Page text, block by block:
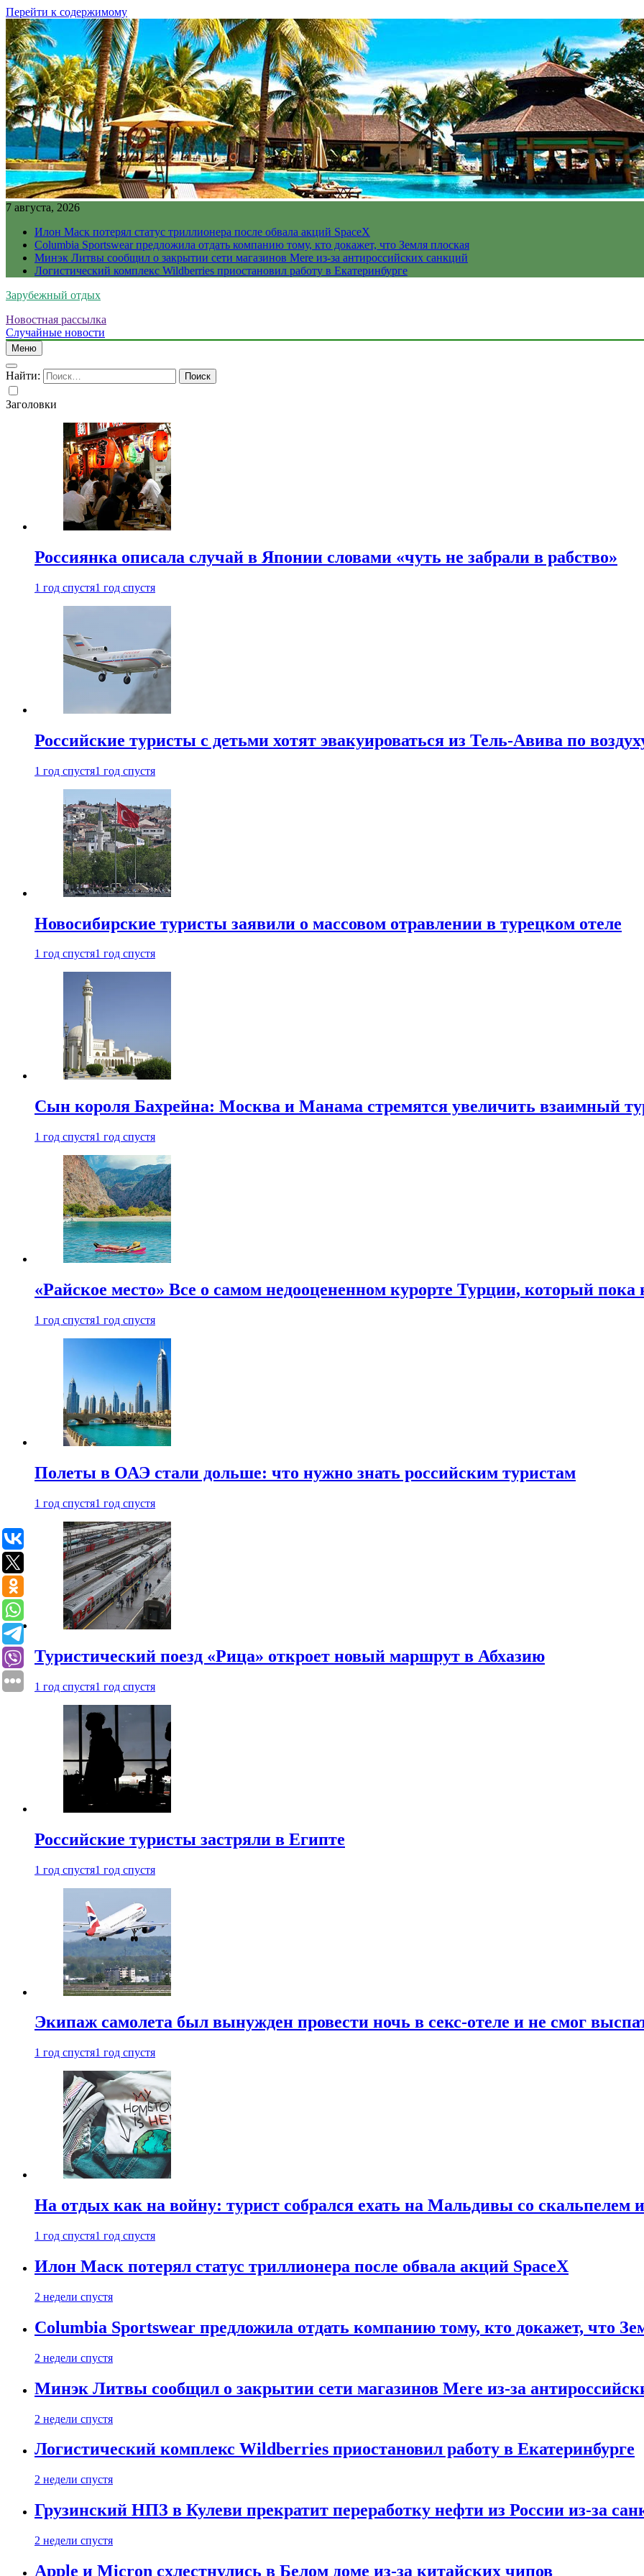
Перейти к содержимому
7 августа, 2026
Илон Маск потерял статус триллионера после обвала акций SpaceX
Columbia Sportswear предложила отдать компанию тому, кто докажет, что Земля плоская
Минэк Литвы сообщил о закрытии сети магазинов Mere из-за антироссийских санкций
Логистический комплекс Wildberries приостановил работу в Екатеринбурге
Зарубежный отдых
Новостная рассылка
Случайные новости
Меню
Найти:
Заголовки
Россиянка описала случай в Японии словами «чуть не забрали в рабство»
1 год спустя1 год спустя
Российские туристы с детьми хотят эвакуироваться из Тель-Авива по
1 год спустя1 год спустя
Новосибирские туристы заявили о массовом отравлении в турецком отеле
1 год спустя1 год спустя
Сын короля Бахрейна: Москва и Манама стремятся увеличить взаимный
1 год спустя1 год спустя
«Райское место» Все о самом недооцененном курорте Турции, который пока
1 год спустя1 год спустя
Полеты в ОАЭ стали дольше: что нужно знать российским туристам
1 год спустя1 год спустя
Туристический поезд «Рица» откроет новый маршрут в Абхазию
1 год спустя1 год спустя
Российские туристы застряли в Египте
1 год спустя1 год спустя
Экипаж самолета был вынужден провести ночь в секс-отеле и не смог
1 год спустя1 год спустя
На отдых как на войну: турист собрался ехать на Мальдивы со скальпелем
1 год спустя1 год спустя
Илон Маск потерял статус триллионера после обвала акций SpaceX
2 недели спустя
Columbia Sportswear предложила отдать компанию тому, кто докажет, что
2 недели спустя
Минэк Литвы сообщил о закрытии сети магазинов Mere из-за
2 недели спустя
Логистический комплекс Wildberries приостановил работу в Екатеринбурге
2 недели спустя
Грузинский НПЗ в Кулеви прекратит переработку нефти из России из-за
2 недели спустя
Apple и Micron схлестнулись в Белом доме из-за китайских чипов